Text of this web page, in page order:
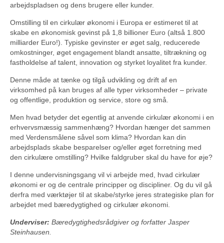
arbejdspladsen og dens brugere eller kunder.
Omstilling til en cirkulær økonomi i Europa er estimeret til at
skabe en økonomisk gevinst på 1,8 billioner Euro (altså 1.800
milliarder Euro!). Typiske gevinster er øget salg, reducerede
omkostninger, øget engagement blandt ansatte, tiltrækning og
fastholdelse af talent, innovation og styrket loyalitet fra kunder.
Denne måde at tænke og tilgå udvikling og drift af en
virksomhed på kan bruges af alle typer virksomheder – private
og offentlige, produktion og service, store og små.
Men hvad betyder det egentlig at anvende cirkulær økonomi i en
erhvervsmæssig sammenhæng? Hvordan hænger det sammen
med Verdensmålene såvel som klima? Hvordan kan din
arbejdsplads skabe besparelser og/eller øget forretning med
den cirkulære omstilling? Hvilke faldgruber skal du have for øje?
I denne undervisningsgang vil vi arbejde med, hvad cirkulær
økonomi er og de centrale principper og discipliner. Og du vil gå
derfra med værktøjer til at skabe/styrke jeres strategiske plan for
arbejdet med bæredygtighed og cirkulær økonomi.
Underviser: Bæredygtighedsrådgiver og forfatter Jasper
Steinhausen.